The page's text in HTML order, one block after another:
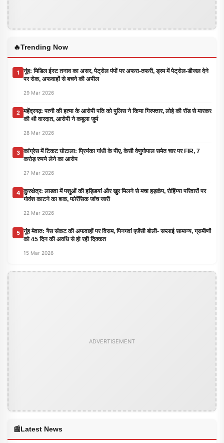
🔥Trending Now
1
नूंह: मिडिल ईस्ट तनाव का असर, पेट्रोल पंपों पर अफरा-तफरी, ड्रम में पेट्रोल-डीजल देने
पर रोक, अफवाहों से बचने की अपील
29 Mar 2026
2 महेंद्रगढ़: पत्नी की हत्या के आरोपी पति को पुलिस ने किया गिरफ्तार, लोहे की रॉड से मारकर
की थी वारदात, आरोपी ने कबूला जुर्म
28 Mar 2026
3 कांग्रेस में टिकट घोटाला: प्रियंका गांधी के पीए, केसी वेणुगोपाल समेत चार पर FIR, 7
करोड़ रुपये लेने का आरोप
27 Mar 2026
4 कुरुक्षेत्र: लाडवा में पशुओं की हड्डियां और खुर मिलने से मचा हड़कंप, रोहिंग्या परिवारों पर
गोवंश काटने का शक, फोरेंसिक जांच जारी
22 Mar 2026
5 नूंह मेवात: गैस संकट की अफवाहों पर विराम, पिनगवां एजेंसी बोली- सप्लाई सामान्य, ग्रामीणों
को 45 दिन की अवधि से हो रही दिक्कत
15 Mar 2026
ADVERTISEMENT
📰Latest News